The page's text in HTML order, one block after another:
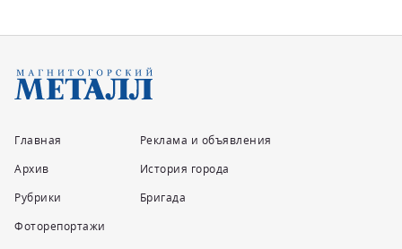
Главная
Архив
Рубрики
Фоторепортажи
Реклама и объявления
История города
Бригада